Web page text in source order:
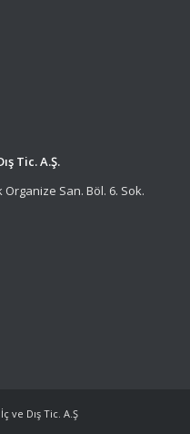
Tic. A.Ş.
Organize San. Böl. 6. Sok.
ve Dış Tic. A.Ş